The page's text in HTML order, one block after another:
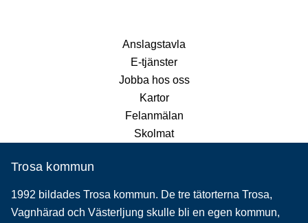
Anslagstavla
E-tjänster
Jobba hos oss
Kartor
Felanmälan
Skolmat
Trosa kommun
1992 bildades Trosa kommun. De tre tätorterna Trosa,
Vagnhärad och Västerljung skulle bli en egen kommun,